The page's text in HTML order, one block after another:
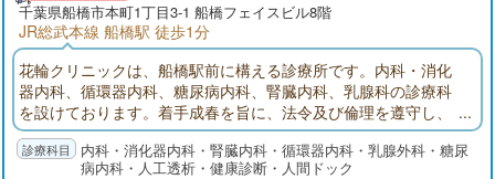
千葉県船橋市本町1丁目3-1 船橋フェイスビル8階
JR総武本線 船橋駅 徒歩1分
花輪クリニックは、船橋駅前に構える診療所です。内科・消化
器内科、循環器内科、糖尿病内科、腎臓内科、乳腺科の診療科
を設けております。着手成春を旨に、法令及び倫理を遵守し、
相協力して安全で安心な医療に取り組みます。
内科・消化器内科・腎臓内科・循環器内科・乳腺外科・糖尿
病内科・人工透析・健康診断・人間ドック